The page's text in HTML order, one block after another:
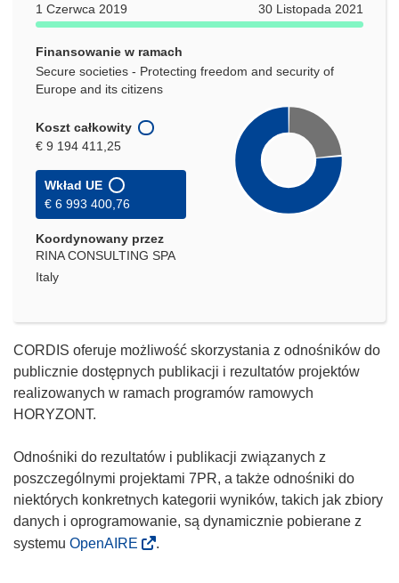
1 Czerwca 2019
30 Listopada 2021
Finansowanie w ramach
Secure societies - Protecting freedom and security of
Europe and its citizens
Koszt całkowity
€ 9 194 411,25
Wkład UE
€ 6 993 400,76
Koordynowany przez
RINA CONSULTING SPA
Italy
CORDIS oferuje możliwość skorzystania z odnośników do
publicznie dostępnych publikacji i rezultatów projektów
realizowanych w ramach programów ramowych
HORYZONT.
Odnośniki do rezultatów i publikacji związanych z
poszczególnymi projektami 7PR, a także odnośniki do
niektórych konkretnych kategorii wyników, takich jak zbiory
danych i oprogramowanie, są dynamicznie pobierane z
systemu OpenAIRE .